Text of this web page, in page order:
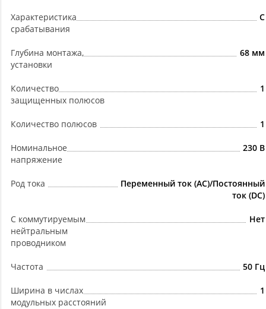
Характеристика
срабатывания
C
Глубина монтажа,
установки
68 мм
Количество
защищенных полюсов
1
Количество полюсов 1
Номинальное
напряжение
230 В
Род тока
Переменный ток (AC)/Постоянный
ток (DC)
С коммутируемым
нейтральным
проводником
Нет
Частота 50 Гц
Ширина в числах
модульных расстояний
1